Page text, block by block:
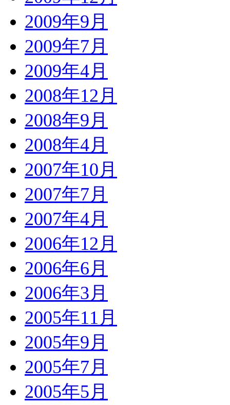
2009年9月
2009年7月
2009年4月
2008年12月
2008年9月
2008年4月
2007年10月
2007年7月
2007年4月
2006年12月
2006年6月
2006年3月
2005年11月
2005年9月
2005年7月
2005年5月